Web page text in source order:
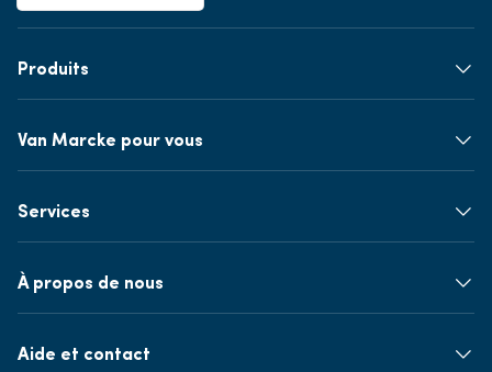
Produits
Van Marcke pour vous
Services
À propos de nous
Aide et contact